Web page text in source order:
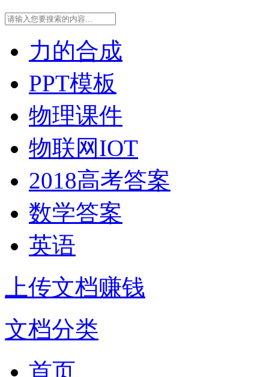
力的合成
PPT模板
物理课件
物联网IOT
2018高考答案
数学答案
英语
上传文档赚钱
文档分类
首页